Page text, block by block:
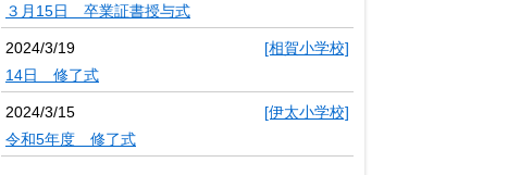
３月15日 卒業証書授与式
2024/3/19
[相賀小学校]
14日 修了式
2024/3/15
[伊太小学校]
令和5年度 修了式